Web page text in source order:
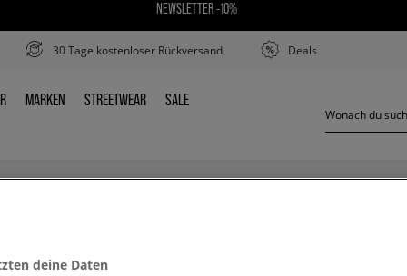
NEWSLETTER -10%
30 Tage kostenloser Rückversand Deals
MARKEN
MARKEN STREETWEAR
STREETWEAR SALE
SALE
deine Daten